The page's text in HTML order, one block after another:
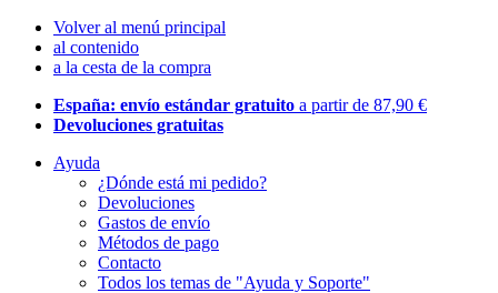
Volver al menú principal
al contenido
a la cesta de la compra
España: envío estándar gratuito a partir de 87,90 €
Devoluciones gratuitas
Ayuda
¿Dónde está mi pedido?
Devoluciones
Gastos de envío
Métodos de pago
Contacto
Todos los temas de "Ayuda y Soporte"